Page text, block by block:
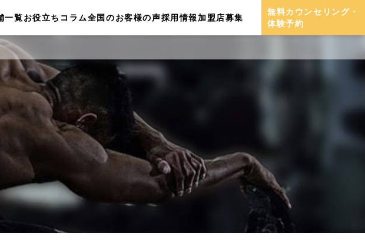
一覧お役立ちコラム全国のお客様の声採用情報 加盟店募集
無料カウンセリング・
体験予約